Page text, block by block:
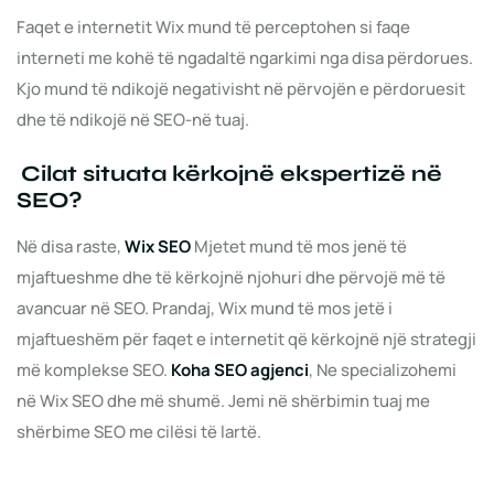
Faqet e internetit Wix mund të perceptohen si faqe
interneti me kohë të ngadaltë ngarkimi nga disa përdorues.
Kjo mund të ndikojë negativisht në përvojën e përdoruesit
dhe të ndikojë në SEO-në tuaj.
Cilat situata kërkojnë ekspertizë në
SEO?
Në disa raste,WixSEOMjetet mund të mos jenë të
mjaftueshme dhe të kërkojnë njohuri dhe përvojë më të
avancuar në SEO. Prandaj, Wix mund të mos jetë i
mjaftueshëm për faqet e internetit që kërkojnë një strategji
më komplekse SEO. KohaSEOagjenci, Ne specializohemi
në Wix SEO dhe më shumë. Jemi në shërbimin tuaj me
shërbime SEO me cilësi të lartë.